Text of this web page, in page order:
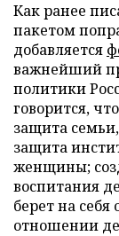
Как ранее
пакетом
добавляется
важнейший
политики
говорится,
защита
защита
женщины;
воспитания
берет на себя
отношении